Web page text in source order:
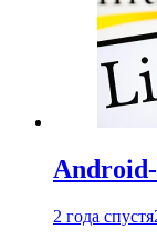
2 года спустя